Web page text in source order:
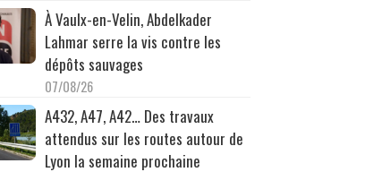
À Vaulx-en-Velin, Abdelkader
Lahmar serre la vis contre les
dépôts sauvages
07/08/26
A432, A47, A42… Des travaux
attendus sur les routes autour de
Lyon la semaine prochaine